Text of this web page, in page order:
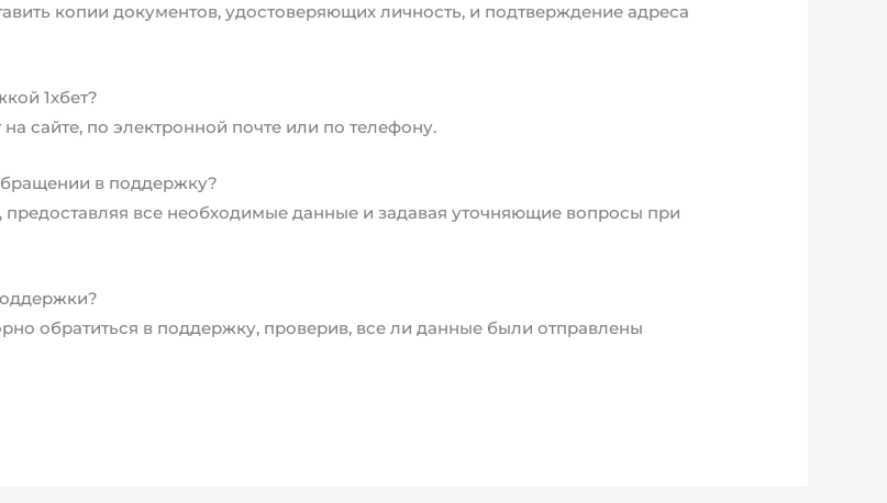
копии документов, удостоверяющих личность, и подтверждение адреса
1хбет?
сайте, по электронной почте или по телефону.
в поддержку?
предоставляя все необходимые данные и задавая уточняющие вопросы при
обратиться в поддержку, проверив, все ли данные были отправлены